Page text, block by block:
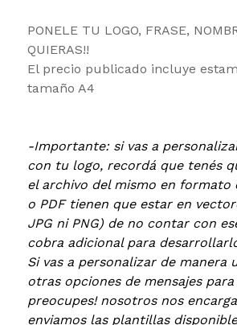
PONELE TU LOGO, FRASE,
QUIERAS!!
El precio publicado incluye
tamaño A4
-Importante: si vas a
con tu logo, recordá que tenés
el archivo del mismo en formato
o PDF tienen que estar en
JPG ni PNG) de no contar con
cobra adicional para
Si vas a personalizar de manera
otras opciones de mensajes
preocupes! nosotros nos
enviamos las plantillas